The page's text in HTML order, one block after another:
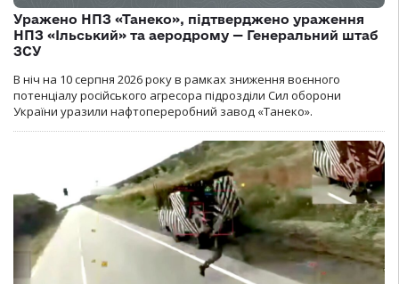
Уражено НПЗ «Танеко», підтверджено ураження
НПЗ «Ільський» та аеродрому — Генеральний штаб
ЗСУ
В ніч на 10 серпня 2026 року в рамках зниження воєнного
потенціалу російського агресора підрозділи Сил оборони
України уразили нафтопереробний завод «Танеко».